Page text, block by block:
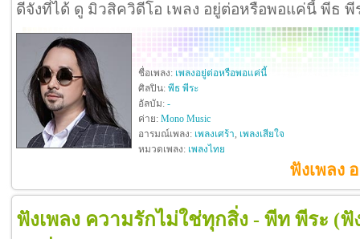
ดีจังที่ได้ ดู มิวสิควิดีโอ เพลง อยู่ต่อหรือพอแค่นี้ พีธ พี
ชื่อเพลง: เพลงอยู่ต่อหรือพอแค่นี้
ศิลปิน: พีธ พีระ
อัลบัม: -
ค่าย: Mono Music
อารมณ์เพลง: เพลงเศร้า, เพลงเสียใจ
หมวดเพลง: เพลงไทย
ฟังเพลง
ฟังเพลง ความรักไม่ใช่ทุกสิ่ง - พีท พีระ (ฟั